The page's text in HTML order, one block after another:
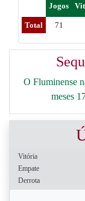
Jogos
Total 71
O Fluminense
meses
Vitória
Empate
Derrota